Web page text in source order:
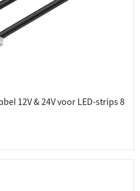
12V & 24V voor LED-strips 8